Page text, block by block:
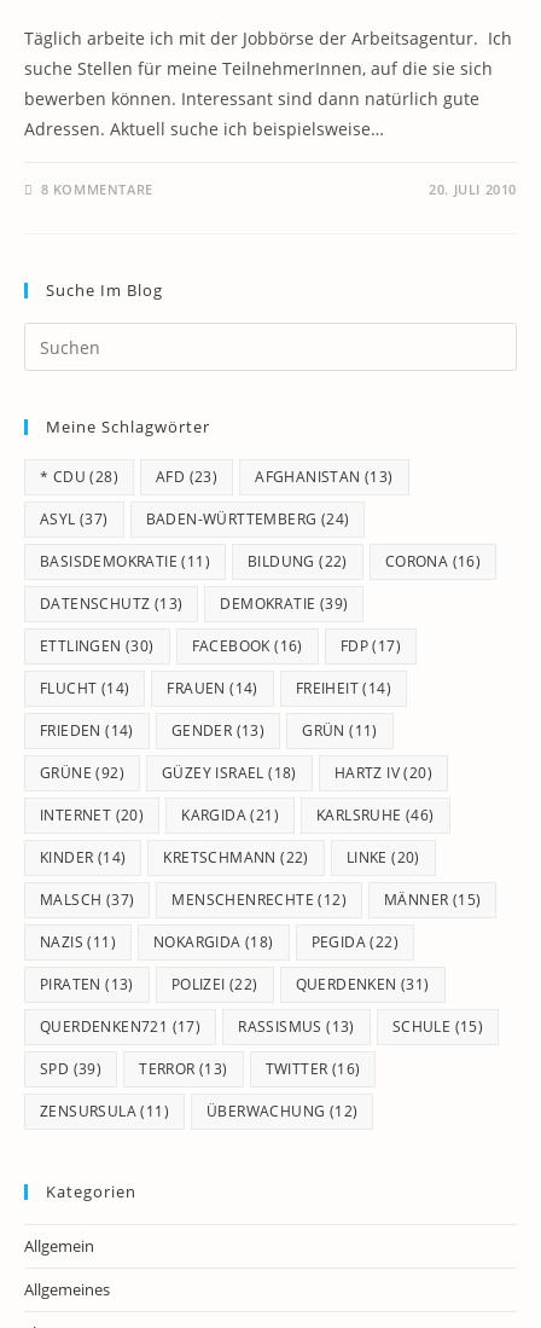
Täglich arbeite ich mit der Jobbörse der Arbeitsagentur. Ich
suche Stellen für meine TeilnehmerInnen, auf die sie sich
bewerben können. Interessant sind dann natürlich gute
Adressen. Aktuell suche ich beispielsweise…
8 KOMMENTARE 20. JULI 2010
Suche Im Blog
Meine Schlagwörter
* CDU (28) AFD (23) AFGHANISTAN (13)
ASYL (37) BADEN-WÜRTTEMBERG (24)
BASISDEMOKRATIE (11) BILDUNG (22) CORONA (16)
DATENSCHUTZ (13) DEMOKRATIE (39)
ETTLINGEN (30) FACEBOOK (16) FDP(17)
FLUCHT (14) FRAUEN (14) FREIHEIT(14)
FRIEDEN (14) GENDER (13) GRÜN (11)
GRÜNE (92) GÜZEY ISRAEL (18) HARTZ IV(20)
INTERNET (20) KARGIDA(21) KARLSRUHE (46)
KINDER (14) KRETSCHMANN (22) LINKE (20)
MALSCH (37) MENSCHENRECHTE (12) MÄNNER (15)
NAZIS (11) NOKARGIDA (18) PEGIDA(22)
PIRATEN (13) POLIZEI (22) QUERDENKEN (31)
QUERDENKEN721 (17) RASSISMUS (13) SCHULE (15)
SPD (39) TERROR (13) TWITTER (16)
ZENSURSULA(11) ÜBERWACHUNG (12)
Kategorien
Allgemein
Allgemeines